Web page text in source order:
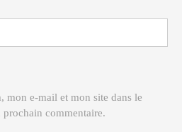
mon e-mail et mon site dans le
commentaire.